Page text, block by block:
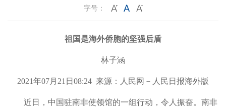
字号：
祖国是海外侨胞的坚强后盾
林子涵
2021年07月21日08:24 来源： 人民网－人民日报海外版
近日，中国驻南非使领馆的一组行动，令人振奋。南非